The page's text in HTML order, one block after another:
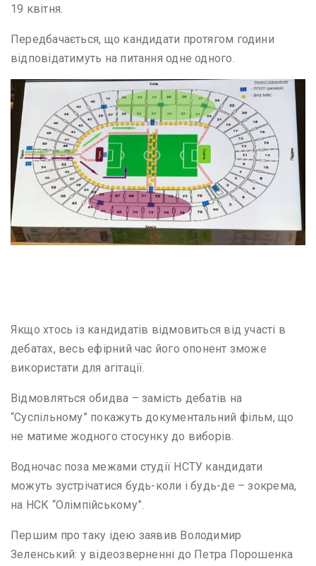
19 квітня.
Передбачається, що кандидати протягом години
відповідатимуть на питання одне одного.
Якщо хтось із кандидатів відмовиться від участі в
дебатах, весь ефірний час його опонент зможе
використати для агітації.
Відмовляться обидва – замість дебатів на
“Суспільному” покажуть документальний фільм, що
не матиме жодного стосунку до виборів.
Водночас поза межами студії НСТУ кандидати
можуть зустрічатися будь-коли і будь-де – зокрема,
на НСК “Олімпійському”.
Першим про таку ідею заявив Володимир
Зеленський: у відеозверненні до Петра Порошенка